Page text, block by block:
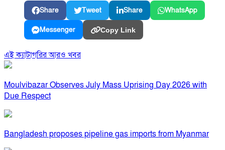
Share Tweet Share WhatsApp
Messenger Copy Link
এই ক্যাটাগরির আরও খবর
Moulvibazar Observes July Mass Uprising Day 2026 with
Due Respect
Bangladesh proposes pipeline gas imports from Myanmar